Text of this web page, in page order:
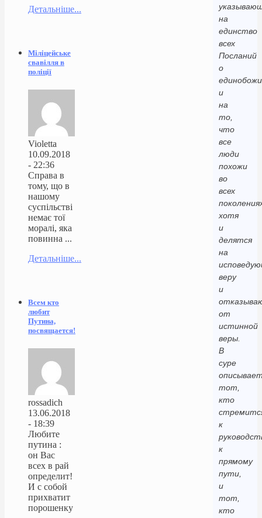
на
единство
всех
Посланий
о
и
на
то,
что
все
люди
похожи
во
всех
хотя
и
делятся
на
веру
и
от
истинной
веры.
В
суре
тот,
кто
к
к
прямому
пути,
и
тот,
кто
Детальніше...
Міліцейське
свавілля в
поліції
Violetta
10.09.2018
- 22:36
Справа в
тому, що в
нашому
суспільстві
немає тої
моралі, яка
повинна ...
Детальніше...
Всем кто
любит
Путина,
посвящается!
rossadich
13.06.2018
- 18:39
Любите
путина :
он Вас
всех в рай
определит!
И с собой
прихватит
порошенку